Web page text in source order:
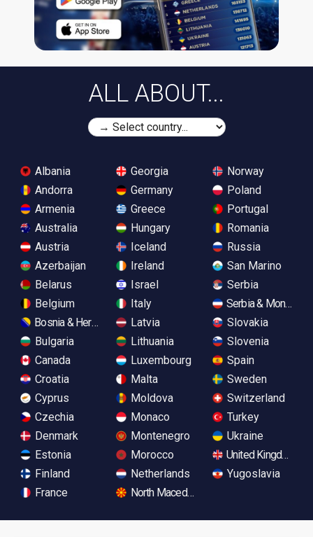
ALL ABOUT...
Albania
Andorra
Armenia
Australia
Austria
Azerbaijan
Belarus
Belgium
Bosnia & Herzegovina
Bulgaria
Canada
Croatia
Cyprus
Czechia
Denmark
Estonia
Finland
France
Georgia
Germany
Greece
Hungary
Iceland
Ireland
Israel
Italy
Latvia
Lithuania
Luxembourg
Malta
Moldova
Monaco
Montenegro
Morocco
Netherlands
North Macedonia
Norway
Poland
Portugal
Romania
Russia
San Marino
Serbia
Serbia &
Slovakia
Slovenia
Spain
Sweden
Switzerland
Turkey
Ukraine
United Kingdom
Yugoslavia